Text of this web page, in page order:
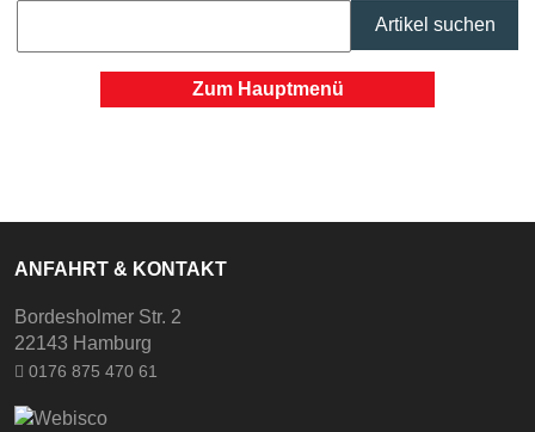
Zum Hauptmenü
ANFAHRT & KONTAKT
Bordesholmer Str. 2
22143 Hamburg
0176 875 470 61